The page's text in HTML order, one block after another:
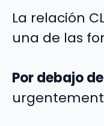
La relación
una de las
Por debajo